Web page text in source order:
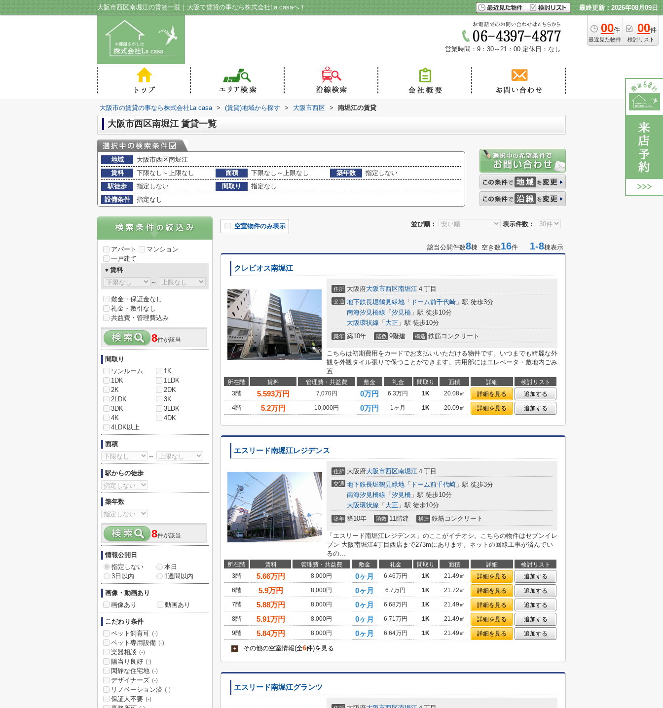
大阪市西区南堀江の賃貸一覧｜大阪で賃貸の事なら株式会社La casaへ！ 最終更新：2026年08月09日
00件
最近見た物件
00件
検討リスト
営業時間：9：30～21：00 定休日：なし
大阪市の賃貸の事なら株式会社La casa > (賃貸)地域から探す > 大阪市西区 > 南堀江の賃貸
大阪市西区南堀江 賃貸一覧
地域
大阪市西区南堀江
賃料
下限なし～上限なし 面積 下限なし～上限なし 築年数
指定しない
駅徒歩
指定しない 間取り
指定なし
設備条件
指定なし
並び順： 表示件数：
空室物件のみ表示
該当公開件数8棟 空き数16件 1-8棟表示
クレビオス南堀江
住所 大阪府大阪市西区南堀江 ４丁目
交通 地下鉄長堀鶴見緑地 「 ドーム前千代崎 」駅 徒歩3分
南海汐見橋線 「 汐見橋 」駅 徒歩10分
大阪環状線 「 大正 」駅 徒歩10分
築年 築10年 階数 9階建 構造 鉄筋コンクリート
こちらは初期費用をカードでお支払いいただける物件です。いつまでも綺麗な外
観を外観タイル張りで保つことができます。共用部にはエレベータ・敷地内ごみ
置...
所在階 賃料 管理費・共益費 敷金 礼金 間取り 面積 詳細
検討リスト
3階
5.593万円 7,070円 0万円 6.3万円 1K 20.08㎡ 詳細を見る
追加する
4階
5.2万円 10,000円 0万円 1ヶ月 1K 20.09㎡ 詳細を見る 追加する
エスリード南堀江レジデンス
住所 大阪府大阪市西区南堀江 ４丁目
交通 地下鉄長堀鶴見緑地 「 ドーム前千代崎 」駅 徒歩3分
南海汐見橋線 「 汐見橋 」駅 徒歩10分
大阪環状線 「 大正 」駅 徒歩10分
築年 築10年 階数 11階建 構造 鉄筋コンクリート
「エスリード南堀江レジデンス」のここがイチオシ。こちらの物件はセブンイレ
ブン 大阪南堀江4丁目西店まで273mにあります。ネットの回線工事が済んでい
るの...
所在階 賃料 管理費・共益費 敷金 礼金 間取り 面積 詳細
検討リスト
3階
5.66万円 8,000円 0ヶ月 6.46万円 1K 21.49㎡ 詳細を見る
追加する
6階
5.9万円 8,000円 0ヶ月 6.7万円 1K 21.72㎡ 詳細を見る
追加する
7階
5.88万円 8,000円 0ヶ月 6.68万円 1K 21.49㎡ 詳細を見る
追加する
8階
5.91万円 8,000円 0ヶ月 6.71万円 1K 21.49㎡ 詳細を見る
追加する
9階
5.84万円 8,000円 0ヶ月 6.64万円 1K 21.49㎡ 詳細を見る 追加する
+ その他の空室情報(全6件)を見る
エスリード南堀江グランツ
アパート
マンション
一戸建て
▼賃料
～
敷金・保証金なし
礼金・敷引なし
共益費・管理費込み
8件が該当
間取り
ワンルーム
1K
1DK
1LDK
2K
2DK
2LDK
3K
3DK
3LDK
4K
4DK
4LDK以上
面積
～
駅からの徒歩
築年数
8件が該当
情報公開日
指定しない
本日
3日以内
1週間以内
画像・動画あり
画像あり
動画あり
こだわり条件
ペット飼育可 (-)
ペット専用設備 (-)
楽器相談 (-)
陽当り良好 (-)
閑静な住宅地 (-)
デザイナーズ (-)
リノベーション済 (-)
保証人不要 (-)